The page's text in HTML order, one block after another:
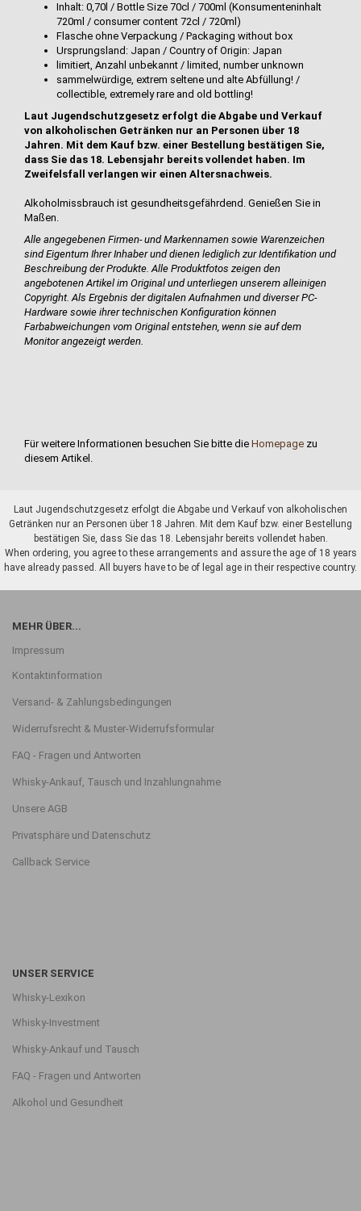
Inhalt: 0,70l / Bottle Size 70cl / 700ml (Konsumenteninhalt
720ml / consumer content 72cl / 720ml)
Flasche ohne Verpackung / Packaging without box
Ursprungsland: Japan / Country of Origin: Japan
limitiert, Anzahl unbekannt / limited, number unknown
sammelwürdige, extrem seltene und alte Abfüllung! /
collectible, extremely rare and old bottling!
Laut Jugendschutzgesetz erfolgt die Abgabe und Verkauf
von alkoholischen Getränken nur an Personen über 18
Jahren. Mit dem Kauf bzw. einer Bestellung bestätigen Sie,
dass Sie das 18. Lebensjahr bereits vollendet haben. Im
Zweifelsfall verlangen wir einen Altersnachweis.
Alkoholmissbrauch ist gesundheitsgefährdend. Genießen Sie in
Maßen.
Alle angegebenen Firmen- und Markennamen sowie Warenzeichen
sind Eigentum Ihrer Inhaber und dienen lediglich zur Identifikation und
Beschreibung der Produkte.Alle Produktfotos zeigen den
angebotenen Artikel im Original und unterliegen unserem alleinigen
Copyright. Als Ergebnis der digitalen Aufnahmen und diverser PC-
Hardware sowie ihrer technischen Konfiguration können
Farbabweichungen vom Original entstehen, wenn sie auf dem
Monitor angezeigt werden.
Für weitere Informationen besuchen Sie bitte die Homepage zu
diesem Artikel.
Laut Jugendschutzgesetz erfolgt die Abgabe und Verkauf von alkoholischen
Getränken nur an Personen über 18 Jahren. Mit dem Kauf bzw. einer Bestellung
bestätigen Sie, dass Sie das 18. Lebensjahr bereits vollendet haben.
When ordering, you agree to these arrangements and assure the age of 18 years
have already passed. All buyers have to be of legal age in their respective country.
MEHR ÜBER...
Impressum
Kontaktinformation
Versand- & Zahlungsbedingungen
Widerrufsrecht & Muster-Widerrufsformular
FAQ - Fragen und Antworten
Whisky-Ankauf, Tausch und Inzahlungnahme
Unsere AGB
Privatsphäre und Datenschutz
Callback Service
UNSER SERVICE
Whisky-Lexikon
Whisky-Investment
Whisky-Ankauf und Tausch
FAQ - Fragen und Antworten
Alkohol und Gesundheit